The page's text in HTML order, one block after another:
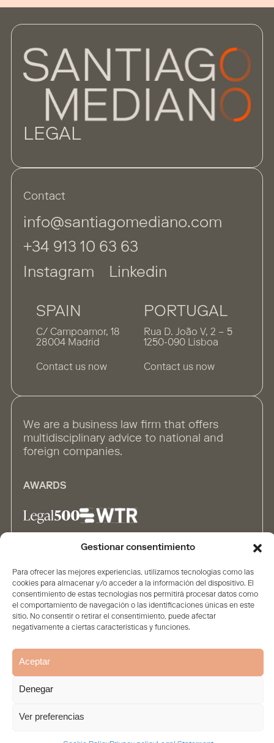
Gestionar consentimiento
Para ofrecer las mejores experiencias, utilizamos tecnologías como las
cookies para almacenar y/o acceder a la información del dispositivo. El
consentimiento de estas tecnologías nos permitirá procesar datos como
el comportamiento de navegación o las identificaciones únicas en este
sitio. No consentir o retirar el consentimiento, puede afectar
negativamente a ciertas características y funciones.
Aceptar
Denegar
Ver preferencias
Contact
info@santiagomediano.com
+34 913 10 63 63
Instagram
Linkedin
SPAIN
C/ Campoamor, 18
28004 Madrid
Contact us now
PORTUGAL
Rua D. João V, 2 – 5
1250-090 Lisboa
Contact us now
LEGAL
We are a business law firm that offers
multidisciplinary advice to national and
foreign companies.
AWARDS
© 2026. All rights reserved
HomeThe firm